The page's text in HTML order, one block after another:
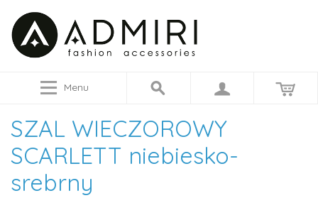
Menu
SZAL WIECZOROWY
SCARLETT niebiesko-
srebrny